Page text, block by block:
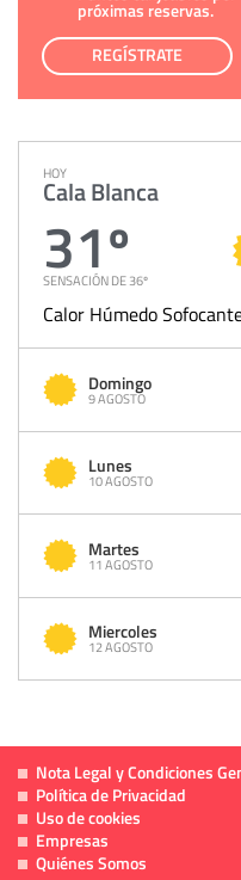
próximas reservas.
REGÍSTRATE
HOY
Cala Blanca
31º
SENSACIÓN DE 36º
Calor Húmedo
Domingo
9 AGOSTO
Lunes
10 AGOSTO
Martes
11 AGOSTO
Miercoles
12 AGOSTO
Nota Legal y Condiciones
Política de Privacidad
Uso de cookies
Empresas
Quiénes Somos